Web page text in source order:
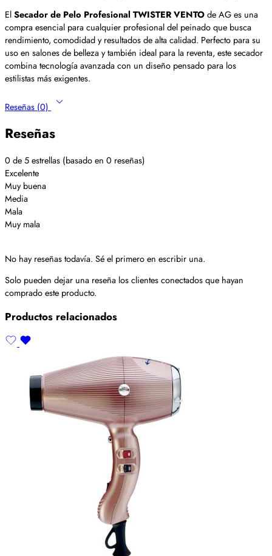
ElSecador de Pelo Profesional TWISTER VENTOde AG es una
compra esencial para cualquier profesional del peinado que busca
rendimiento, comodidad y resultados de alta calidad. Perfecto para su
uso en salones de belleza y también ideal para la reventa, este secador
combina tecnología avanzada con un diseño pensado para los
estilistas más exigentes.
Reseñas (0)
Reseñas
0 de 5 estrellas (basado en 0 reseñas)
Excelente
Muy buena
Media
Mala
Muy mala
No hay reseñas todavía. Sé el primero en escribir una.
Solo pueden dejar una reseña los clientes conectados que hayan
comprado este producto.
Productos relacionados